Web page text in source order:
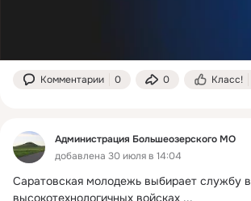
Комментарии 0 0 Класс!
Администрация Большеозерского МО
добавлена 30 июля в 14:04
Саратовская молодежь выбирает службу в
высокотехнологичных войсках ...